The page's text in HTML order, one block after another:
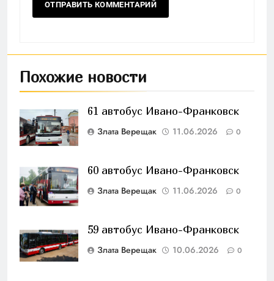
Похожие новости
61 автобус Ивано-Франковск
Злата Верещак 11.06.2026 0
60 автобус Ивано-Франковск
Злата Верещак 11.06.2026 0
59 автобус Ивано-Франковск
Злата Верещак 10.06.2026 0